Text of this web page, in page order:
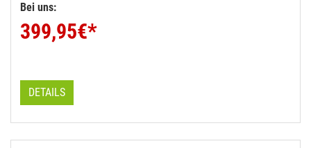
Bei uns:
399,95€*
DETAILS